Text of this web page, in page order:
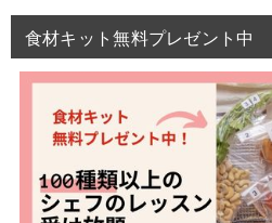
食材キット無料プレゼント中